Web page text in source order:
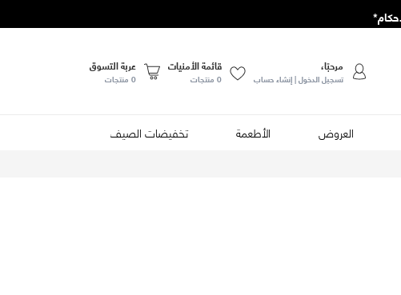
مرحبًا،
تسجيل الدخول | إنشاء حساب
قائمة الأمنيات
0 منتجات
عربة التسوق
0 منتجات
العروض الأطعمة تخفيضات الصيف